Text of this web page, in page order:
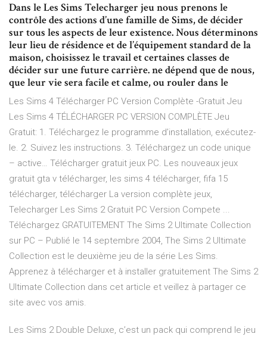
Dans le Les Sims Telecharger jeu nous prenons le
contrôle des actions d’une famille de Sims, de décider
sur tous les aspects de leur existence. Nous déterminons
leur lieu de résidence et de l’équipement standard de la
maison, choisissez le travail et certaines classes de
décider sur une future carrière. ne dépend que de nous,
que leur vie sera facile et calme, ou rouler dans le
Les Sims 4 Télécharger PC Version Complète -Gratuit Jeu
Les Sims 4 TÉLÉCHARGER PC VERSION COMPLÈTE Jeu
Gratuit: 1. Téléchargez le programme d’installation, exécutez-
le. 2. Suivez les instructions. 3. Téléchargez un code unique
– active… Télécharger gratuit jeux PC. Les nouveaux jeux
gratuit gta v télécharger, les sims 4 télécharger, fifa 15
télécharger, télécharger La version complète jeux,
Telecharger Les Sims 2 Gratuit PC Version Compete ...
Téléchargez GRATUITEMENT The Sims 2 Ultimate Collection
sur PC – Publié le 14 septembre 2004, The Sims 2 Ultimate
Collection est le deuxième jeu de la série Les Sims.
Apprenez à télécharger et à installer gratuitement The Sims 2
Ultimate Collection dans cet article et veillez à partager ce
site avec vos amis.
Les Sims 2 Double Deluxe, c’est un pack qui comprend le jeu